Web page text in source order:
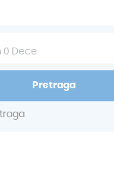
0 Dece
Pretraga